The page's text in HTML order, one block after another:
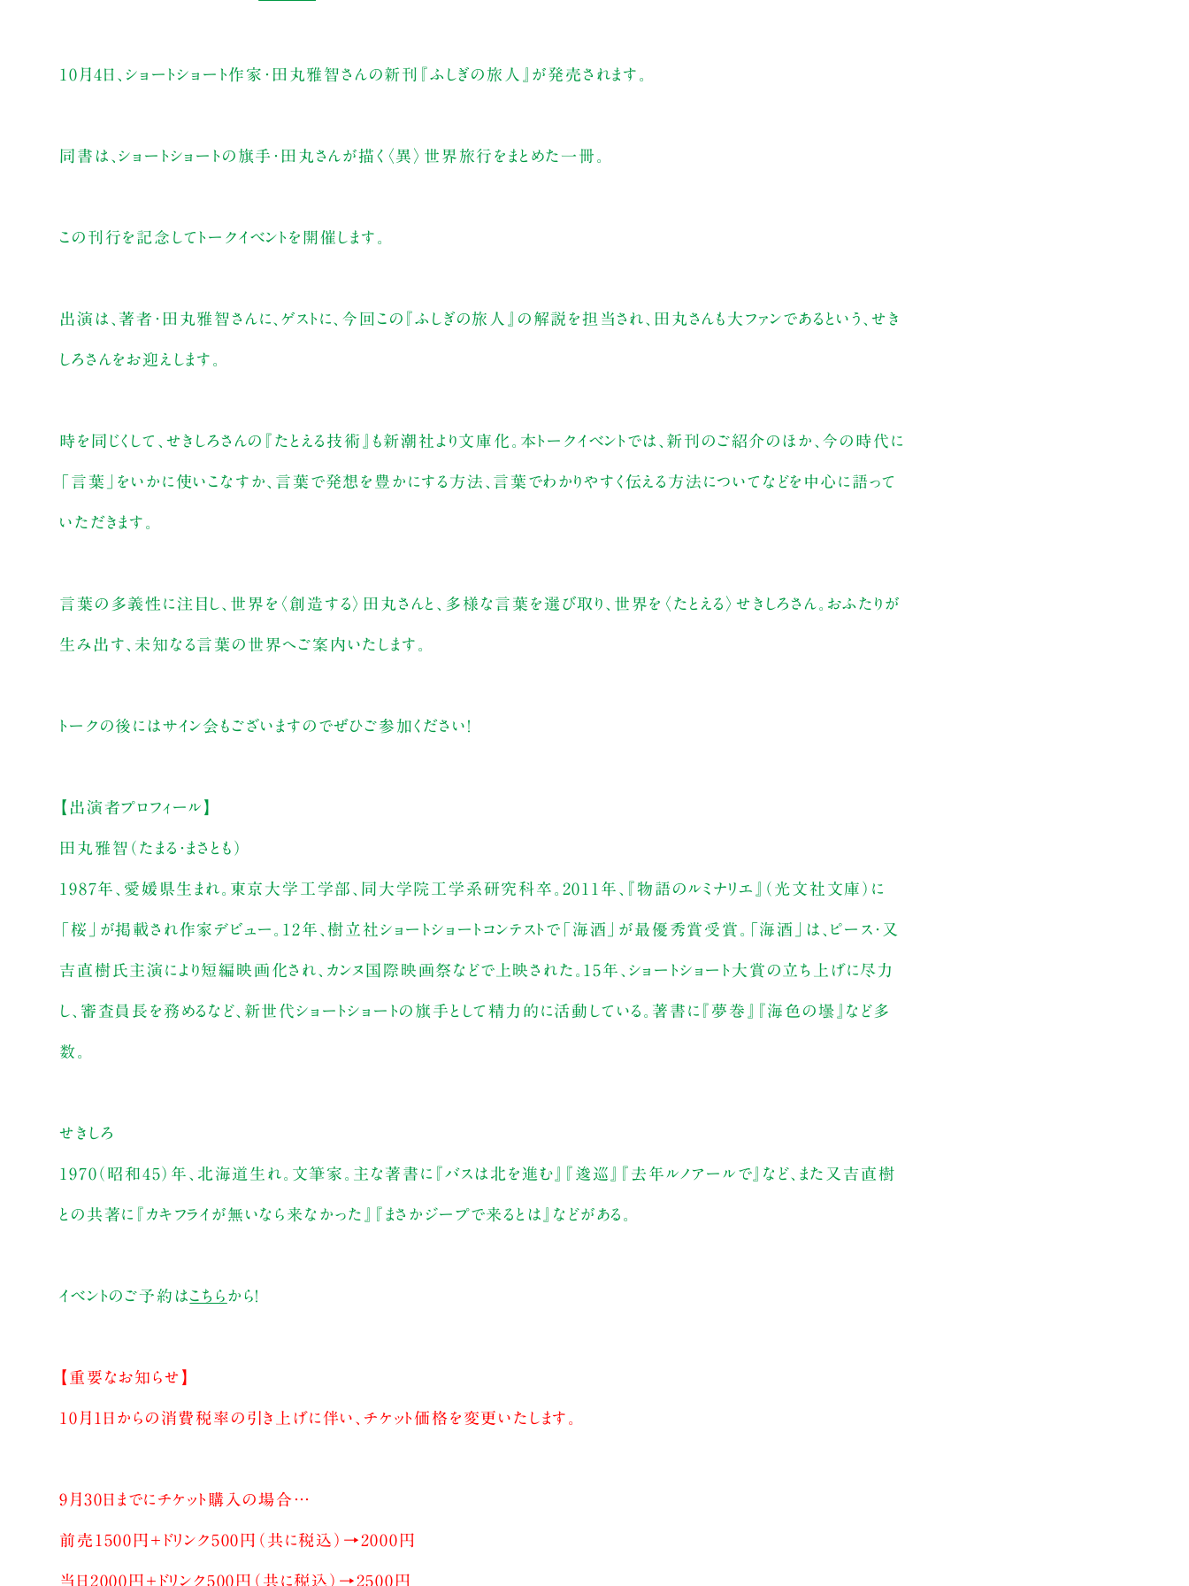
10月4日、ショートショート作家・田丸雅智さんの新刊『ふしぎの旅人』が発売されます。
同書は、ショートショートの旗手・田丸さんが描く〈異〉世界旅行をまとめた一冊。
この刊行を記念してトークイベントを開催します。
出演は、著者・田丸雅智さんに、ゲストに、今回この『ふしぎの旅人』の解説を担当され、田丸さんも大ファンであるという、せき
しろさんをお迎えします。
時を同じくして、せきしろさんの『たとえる技術』も新潮社より文庫化。本トークイベントでは、新刊のご紹介のほか、今の時代に
「言葉」をいかに使いこなすか、言葉で発想を豊かにする方法、言葉でわかりやすく伝える方法についてなどを中心に語って
いただきます。
言葉の多義性に注目し、世界を〈創造する〉田丸さんと、多様な言葉を選び取り、世界を〈たとえる〉せきしろさん。おふたりが
生み出す、未知なる言葉の世界へご案内いたします。
トークの後にはサイン会もございますのでぜひご参加ください！
【出演者プロフィール】
田丸雅智（たまる・まさとも）
1987年、愛媛県生まれ。東京大学工学部、同大学院工学系研究科卒。2011年、『物語のルミナリエ』（光文社文庫）に
「桜」が掲載され作家デビュー。12年、樹立社ショートショートコンテストで「海酒」が最優秀賞受賞。「海酒」は、ピース・又
吉直樹氏主演により短編映画化され、カンヌ国際映画祭などで上映された。15年、ショートショート大賞の立ち上げに尽力
し、審査員長を務めるなど、新世代ショートショートの旗手として精力的に活動している。著書に『夢巻』『海色の壜』など多
数。
せきしろ
1970（昭和45）年、北海道生れ。文筆家。主な著書に『バスは北を進む』『逡巡』『去年ルノアールで』など、また又吉直樹
との共著に『カキフライが無いなら来なかった』『まさかジープで来るとは』などがある。
イベントのご予約はこちら から！
【重要なお知らせ】
10月1日からの消費税率の引き上げに伴い、チケット価格を変更いたします。
9月30日までにチケット購入の場合…
前売1500円＋ドリンク500円（共に税込）→2000円
当日2000円＋ドリンク500円（共に税込）→2500円